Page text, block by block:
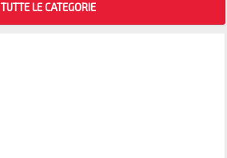
TUTTE LE CATEGORIE